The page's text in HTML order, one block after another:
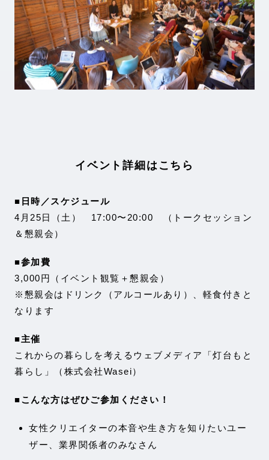
イベント詳細はこちら
■日時／スケジュール
4月25日（土） 17:00〜20:00 （トークセッション
＆懇親会）
■参加費
3,000円（イベント観覧＋懇親会）
※懇親会はドリンク（アルコールあり）、軽食付きと
なります
■主催
これからの暮らしを考えるウェブメディア「灯台もと
暮らし」（株式会社Wasei）
■こんな方はぜひご参加ください！
女性クリエイターの本音や生き方を知りたいユー
ザー、業界関係者のみなさん